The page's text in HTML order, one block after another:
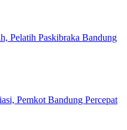
Pelatih Paskibraka Bandung
Pemkot Bandung Percepat